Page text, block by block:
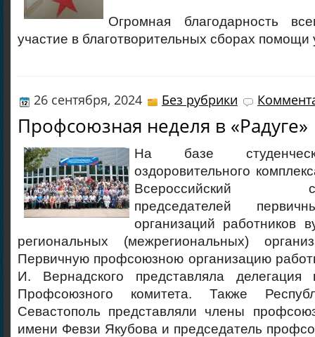
Огромная благодарность
участие в благотворительных сборах
26 сентября, 2024 Без рубрики
Профсоюзная неделя в «Радуге»
На базе
оздоровительного
Всероссийский
председателей
организаций работников
региональных (межрегиональных)
Первичную профсоюзною организацию
И. Вернадского представляла
Профсоюзного комитета. Также
Севастополь представляли члены
имени Февзи Якубова и председатель